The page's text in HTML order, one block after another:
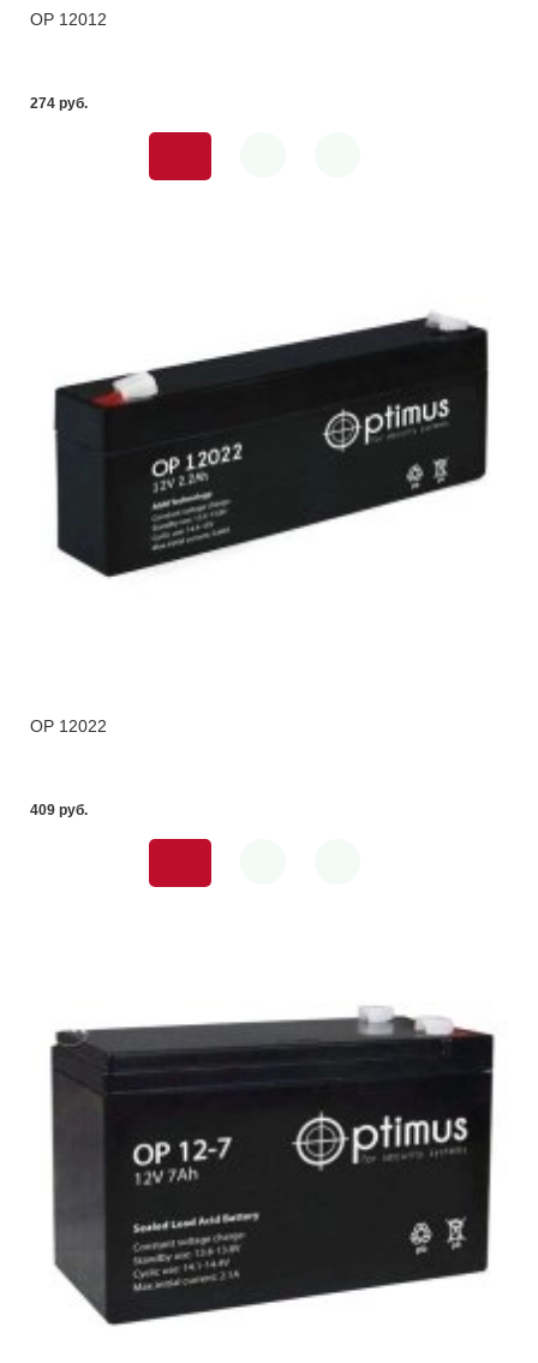
OP 12012
274 pуб.
OP 12022
409 pуб.